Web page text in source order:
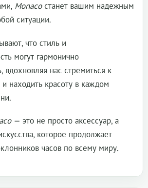
Monacoстанет вашим надежным
ситуации.
что стиль и
могут гармонично
вдохновляя нас стремиться к
находить красоту в каждом
— это не просто аксессуар, а
которое продолжает
часов по всему миру.